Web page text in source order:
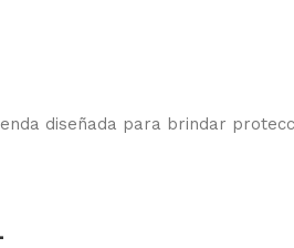
diseñada para brindar